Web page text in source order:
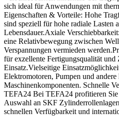
sich ideal für Anwendungen mit
Eigenschaften & Vorteile: Hohe
sind speziell für hohe radiale Lasten
Lebensdauer.Axiale
eine Relativbewegung zwischen
Verspannungen vermieden
für exzellente Fertigungsqualität
Einsatz.Vielseitige
Elektromotoren, Pumpen und andere
Maschinenkomponenten. Schnelle
TEFA24 Bei TEFA24 profitieren
Auswahl an SKF
schnellen Verfügbarkeit und